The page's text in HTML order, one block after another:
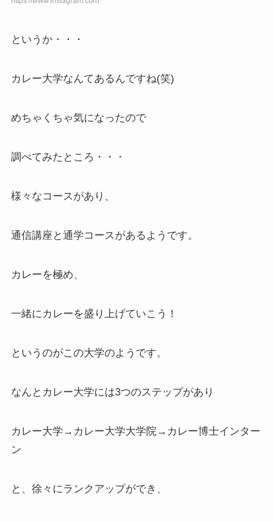
というか・・・
カレー大学なんてあるんですね(笑)
めちゃくちゃ気になったので
調べてみたところ・・・
様々なコースがあり、
通信講座と通学コースがあるようです。
カレーを極め、
一緒にカレーを盛り上げていこう！
というのがこの大学のようです。
なんとカレー大学には3つのステップがあり
カレー大学→カレー大学大学院→カレー博士インター
ン
と、徐々にランクアップができ、